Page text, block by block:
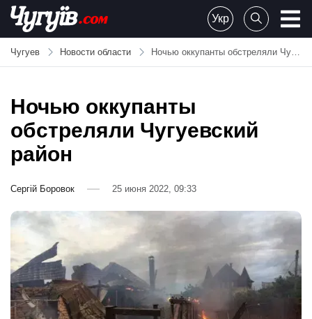
Skip
content
Chuguiv
Укр
Чугуев Новости области Ночью оккупанты обстреляли Чугуевский район
Ночью оккупанты
обстреляли Чугуевский
район
Сергій Боровок 25 июня 2022, 09:33